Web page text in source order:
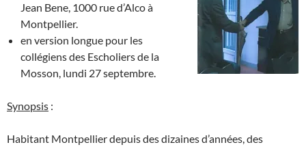
Jean Bene, 1000 rue d’Alco à
Montpellier.
en version longue pour les
collégiens des Escholiers de la
Mosson, lundi 27 septembre.
Synopsis :
Habitant Montpellier depuis des dizaines d’années, des